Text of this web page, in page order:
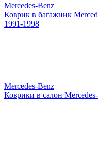
Mercedes-Benz
Коврик в багажник
1991-1998
Mercedes-Benz
Коврики в салон